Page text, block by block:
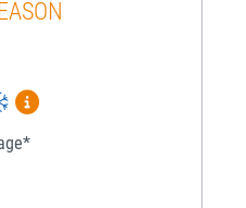
Mehr Informationen zum